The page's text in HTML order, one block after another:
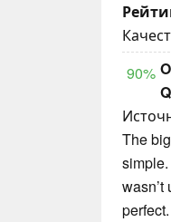
90%
The